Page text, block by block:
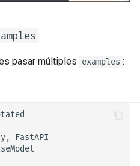
pasar múltiples examples :
,
FastAPI